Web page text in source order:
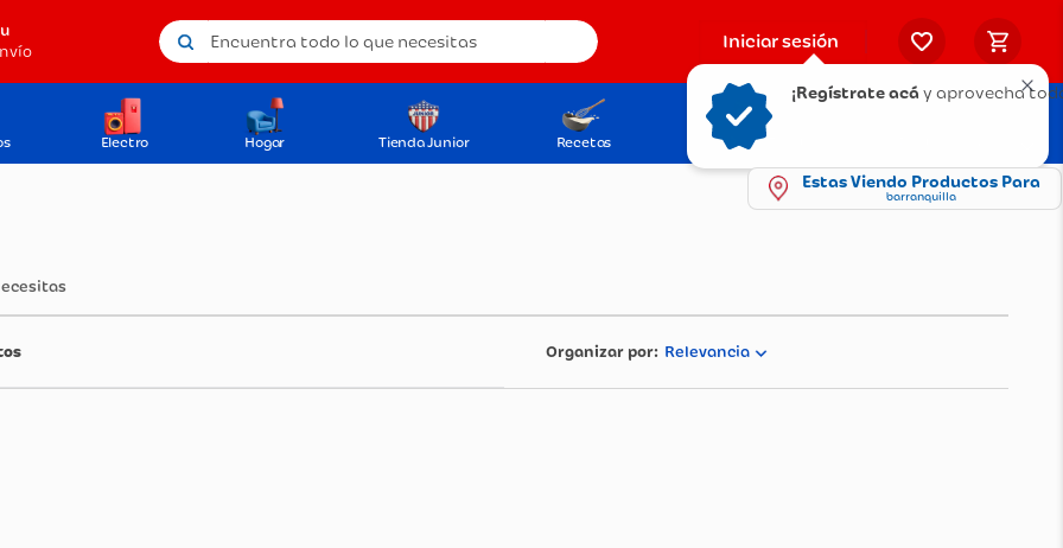
Encuentra todo lo que necesitas
Iniciar sesión
Electro Hogar Tienda Junior Recetas Solicita tu Tarjeta
¡Regístrate acá y aprovecha
Estas Viendo Productos Para
barranquilla
Relevancia